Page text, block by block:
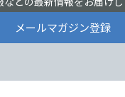
メールマガジン登録